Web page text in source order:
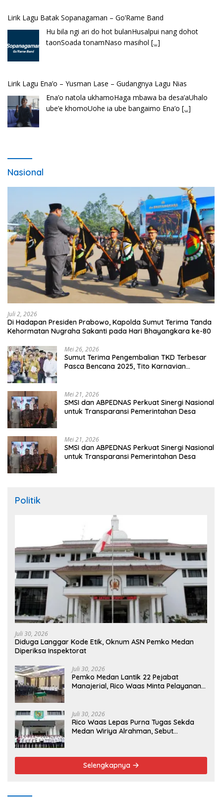
Lirik Lagu Batak Sopanagaman – Go’Rame Band
Hu bila ngi ari do hot bulanHusalpui nang dohot
taonSoada tonamNaso masihol [...]
Lirik Lagu Ena’o – Yusman Lase – Gudangnya Lagu Nias
Ena’o natola ukhamoHaga mbawa ba desa’aUhalo
ube’e khomoUohe ia ube bangaimo Ena’o [...]
Nasional
Juli 2, 2026
Di Hadapan Presiden Prabowo, Kapolda Sumut Terima Tanda
Kehormatan Nugraha Sakanti pada Hari Bhayangkara ke-80
Mei 26, 2026
Sumut Terima Pengembalian TKD Terbesar
Pasca Bencana 2025, Tito Karnavian
Mei 21, 2026
SMSI dan ABPEDNAS Perkuat Sinergi Nasional
untuk Transparansi Pemerintahan Desa
Mei 21, 2026
SMSI dan ABPEDNAS Perkuat Sinergi Nasional
untuk Transparansi Pemerintahan Desa
Politik
Juli 30, 2026
Diduga Langgar Kode Etik, Oknum ASN Pemko Medan
Diperiksa Inspektorat
Juli 30, 2026
Pemko Medan Lantik 22 Pejabat
Manajerial, Rico Waas Minta Pelayanan
Juli 30, 2026
Rico Waas Lepas Purna Tugas Sekda
Medan Wiriya Alrahman, Sebut
Selengkapnya